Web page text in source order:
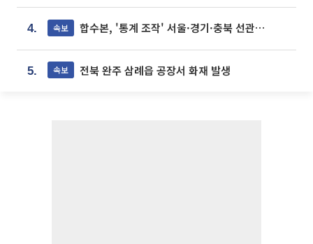
4. 속보 합수본, '통계 조작' 서울·경기·충북 선관위 등 추가 압수수색
5. 속보 전북 완주 삼례읍 공장서 화재 발생